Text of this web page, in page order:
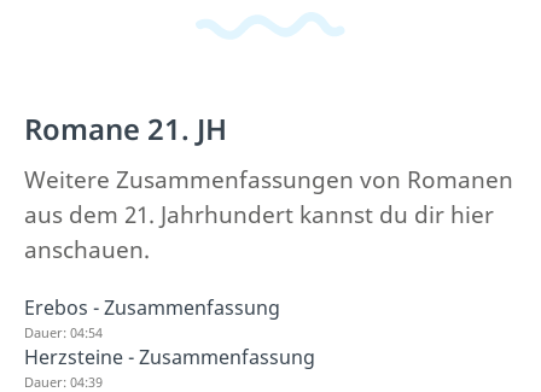
Romane 21. JH
Weitere Zusammenfassungen von Romanen
aus dem 21. Jahrhundert kannst du dir hier
anschauen.
Erebos - Zusammenfassung
Dauer: 04:54
Herzsteine - Zusammenfassung
Dauer: 04:39